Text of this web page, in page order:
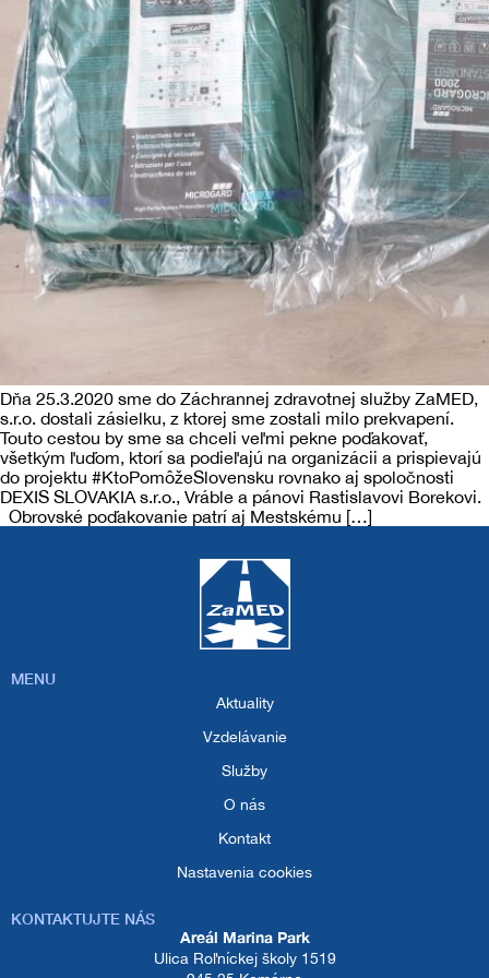
Projekty
Autonómna mobilná stanica záchrannej
zdravotnej služby ZaMED – AMOS
Záchranárska motorka
Zavedenie systému rendez-vous v
Komárne
Záchranná zdravotná služba
Tréningové centrum
Kontakt
Dňa 25.3.2020 sme do Záchrannej zdravotnej služby ZaMED,
s.r.o. dostali zásielku, z ktorej sme zostali milo prekvapení.
Touto cestou by sme sa chceli veľmi pekne poďakovať,
všetkým ľuďom, ktorí sa podieľajú na organizácii a prispievajú
do projektu #KtoPomôžeSlovensku rovnako aj spoločnosti
DEXIS SLOVAKIA s.r.o., Vráble a pánovi Rastislavovi Borekovi.
Obrovské poďakovanie patrí aj Mestskému […]
MENU
Aktuality
Vzdelávanie
Služby
O nás
Kontakt
Nastavenia cookies
KONTAKTUJTE NÁS
Areál Marina Park
Ulica Roľníckej školy 1519